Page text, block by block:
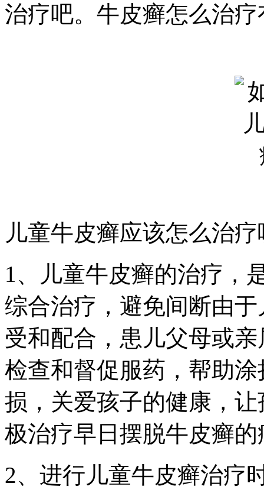
治疗吧。牛皮癣怎么治疗
儿童牛皮癣应该怎么治疗
1、儿童牛皮癣的治疗，
综合治疗，避免间断由
受和配合，患儿父母或
检查和督促服药，帮助
损，关爱孩子的健康，
极治疗早日摆脱牛皮癣的
2、进行儿童牛皮癣治疗